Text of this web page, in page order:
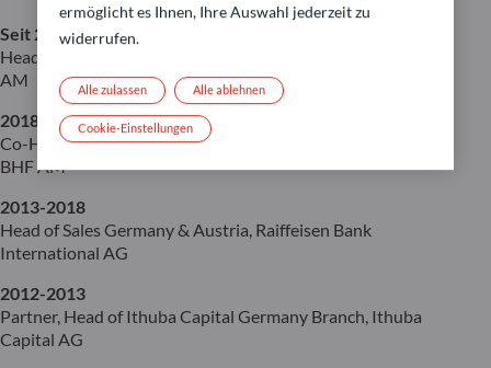
Seit 2022
Head of Institutional Sales Germany & Austria, ODDO BHF
AM
2018 – 2022
Co-Head of Institutional Sales Germany & Austria, ODDO
BHF AM
2013-2018
Head of Sales Germany & Austria, Raiffeisen Bank
International AG
2012-2013
Partner, Head of Ithuba Capital Germany Branch, Ithuba
Capital AG
ermöglicht es Ihnen, Ihre Auswahl jederzeit zu
widerrufen.
Alle ablehnen
Alle zulassen
Cookie-Einstellungen